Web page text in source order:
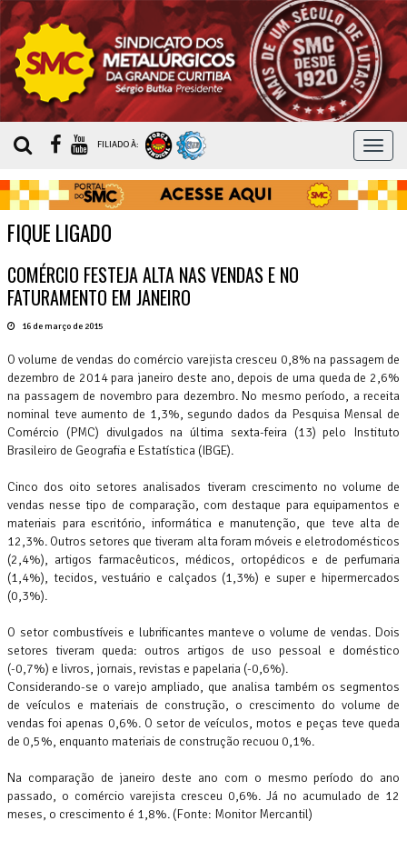
MENU
FILIADO À:
FIQUE LIGADO
COMÉRCIO FESTEJA ALTA NAS VENDAS E NO
FATURAMENTO EM JANEIRO
16 de março de 2015
O volume de vendas do comércio varejista cresceu 0,8% na passagem de
dezembro de 2014 para janeiro deste ano, depois de uma queda de 2,6%
na passagem de novembro para dezembro. No mesmo período, a receita
nominal teve aumento de 1,3%, segundo dados da Pesquisa Mensal de
Comércio (PMC) divulgados na última sexta-feira (13) pelo Instituto
Brasileiro de Geografia e Estatística (IBGE).
Cinco dos oito setores analisados tiveram crescimento no volume de
vendas nesse tipo de comparação, com destaque para equipamentos e
materiais para escritório, informática e manutenção, que teve alta de
12,3%. Outros setores que tiveram alta foram móveis e eletrodomésticos
(2,4%), artigos farmacêuticos, médicos, ortopédicos e de perfumaria
(1,4%), tecidos, vestuário e calçados (1,3%) e super e hipermercados
(0,3%).
O setor combustíveis e lubrificantes manteve o volume de vendas. Dois
setores tiveram queda: outros artigos de uso pessoal e doméstico
(-0,7%) e livros, jornais, revistas e papelaria (-0,6%).
Considerando-se o varejo ampliado, que analisa também os segmentos
de veículos e materiais de construção, o crescimento do volume de
vendas foi apenas 0,6%. O setor de veículos, motos e peças teve queda
de 0,5%, enquanto materiais de construção recuou 0,1%.
Na comparação de janeiro deste ano com o mesmo período do ano
passado, o comércio varejista cresceu 0,6%. Já no acumulado de 12
meses, o crescimento é 1,8%. (Fonte: Monitor Mercantil)